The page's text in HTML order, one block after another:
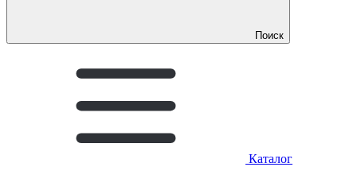
Поиск
Каталог